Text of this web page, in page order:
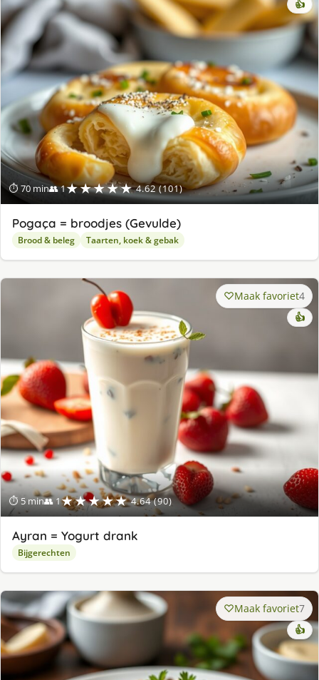
⏱ 70 min👥 1★★★★★ 4.62 (101)
👍
Pogaça = broodjes (Gevulde)
Brood & beleg Taarten, koek & gebak
⏱ 5 min👥 1★★★★★ 4.64 (90)
Maak favoriet4
👍
Ayran = Yogurt drank
Bijgerechten
Maak favoriet7
👍